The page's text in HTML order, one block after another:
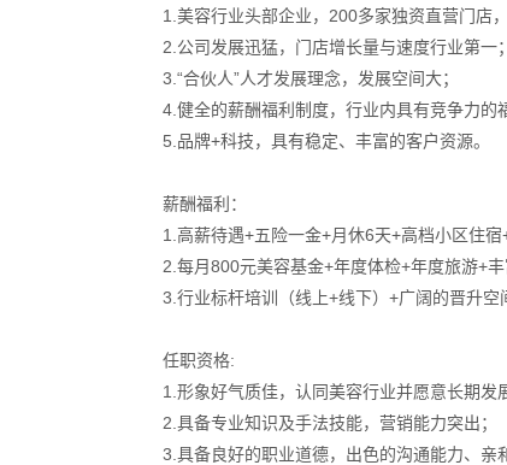
1.美容行业头部企业，200多家独资直营门店
2.公司发展迅猛，门店增长量与速度行业第一；
3.“合伙人”人才发展理念，发展空间大；
4.健全的薪酬福利制度，行业内具有竞争力的
5.品牌+科技，具有稳定、丰富的客户资源。
薪酬福利：
1.高薪待遇+五险一金+月休6天+高档小区住宿
2.每月800元美容基金+年度体检+年度旅游+丰
3.行业标杆培训（线上+线下）+广阔的晋升空
任职资格:
1.形象好气质佳，认同美容行业并愿意长期发
2.具备专业知识及手法技能，营销能力突出；
3.具备良好的职业道德，出色的沟通能力、亲